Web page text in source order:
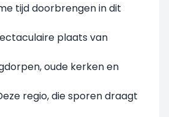
tijd doorbrengen in dit
plaats van
oude kerken en
regio, die sporen draagt